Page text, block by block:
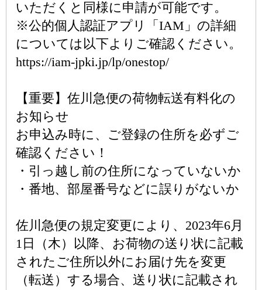
いただくと同様に申請が可能です。
※公的個人認証アプリ「IAM」の詳細
については以下よりご確認ください。
https://iam-jpki.jp/lp/onestop/
【重要】佐川急便の荷物転送有料化の
お知らせ
お申込み時に、ご登録の住所を必ずご
確認ください！
・引っ越し前の住所になっていないか
・番地、部屋番号などに誤りがないか
佐川急便の規定変更により、2023年6月
1日（木）以降、お荷物の送り状に記載
されたご住所以外にお届け先を変更
（転送）する場合、送り状に記載され